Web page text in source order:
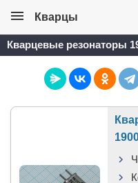
Кварцы
Кварцевые резонаторы